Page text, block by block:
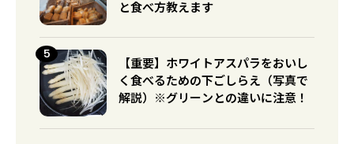
と食べ方教えます
【重要】ホワイトアスパラをおいし
く食べるための下ごしらえ（写真で
解説）※グリーンとの違いに注意！